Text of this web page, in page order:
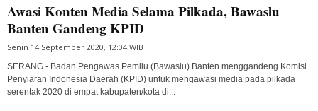
Awasi Konten Media Selama Pilkada, Bawaslu
Banten Gandeng KPID
Senin 14 September 2020, 12:04 WIB
SERANG - Badan Pengawas Pemilu (Bawaslu) Banten menggandeng Komisi
Penyiaran Indonesia Daerah (KPID) untuk mengawasi media pada pilkada
serentak 2020 di empat kabupaten/kota di...